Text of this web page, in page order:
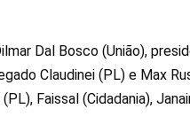
Dal Bosco (União),
Claudinei (PL) e Max
Faissal (Cidadania),